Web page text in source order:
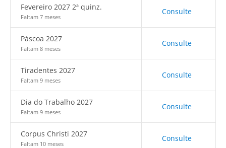
Fevereiro 2027 2ª quinz.
Faltam 7 meses
Consulte
Páscoa 2027
Faltam 8 meses
Consulte
Tiradentes 2027
Faltam 9 meses
Consulte
Dia do Trabalho 2027
Faltam 9 meses
Consulte
Corpus Christi 2027
Faltam 10 meses
Consulte